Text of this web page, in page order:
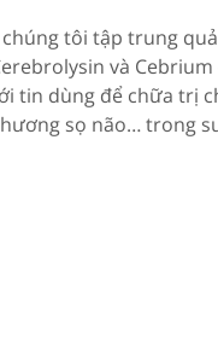
chúng tôi tập trung
và
tin dùng để chữa trị
sọ não… trong